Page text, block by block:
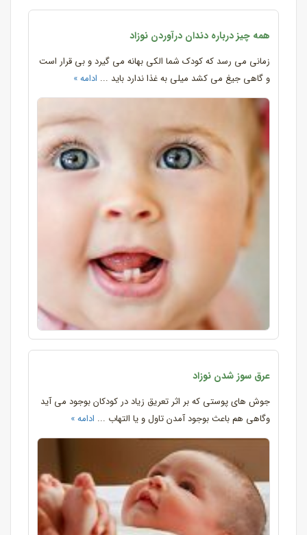
همه چیز درباره دندان درآوردن نوزاد
زمانی می رسد که کودک شما الکی بهانه می گیرد و بی قرار است
و گاهی جیغ می کشد میلی به غذا ندارد باید ... ادامه »
عرق سوز شدن نوزاد
جوش های پوستی که بر اثر تعریق زیاد در کودکان بوجود می آید
وگاهی هم باعث بوجود آمدن تاول و یا التهاب ... ادامه »